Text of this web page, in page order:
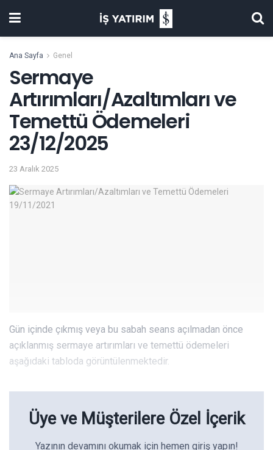
Ana Sayfa Genel
Sermaye
Artırımları/Azaltımları ve
Temettü Ödemeleri
23/12/2025
23 Aralık 2025
Gün içinde çıkmış veya bu sabah seans açılmadan önce
açıklanmış sermaye artırımları ve temettü ödemeleri
aşağıdaki tabloda görüntülenmektedir.
Üye ve Müşterilere Özel İçerik
Yazının devamını okumak için hemen giriş yapın!